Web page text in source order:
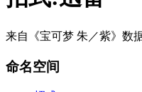
来自《宝可梦 朱／紫》数
命名空间